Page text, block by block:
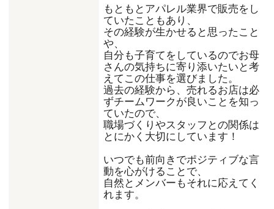
もともとアパレル業界で販売をし
ていたこともあり、
その経験が生かせると思ったこと
や、
自分も子育てをしているのでお母
さんの気持ちに寄り添いたいと考
えてこの仕事を選びました。
過去の経験から、売れるお店は必
ずチームワークが良いことを知っ
ていたので、
職場づくりやスタッフとの関係は
とにかく大切にしています！
いつでも前向きでポジティブな言
動を心がけることで、
自然とメンバーもそれに応えてく
れます。